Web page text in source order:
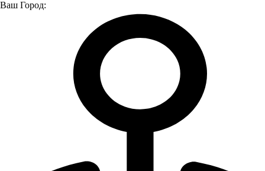
Ваш Город:
Главная страница
Согласие на направление рекламно-информационных
Согласие на направление рекламно-
информационных сообщений
Направляя свои персональные данные, я даю
рекламно-информационного характера от ООО